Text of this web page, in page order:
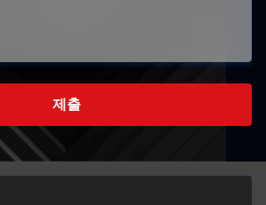
제출